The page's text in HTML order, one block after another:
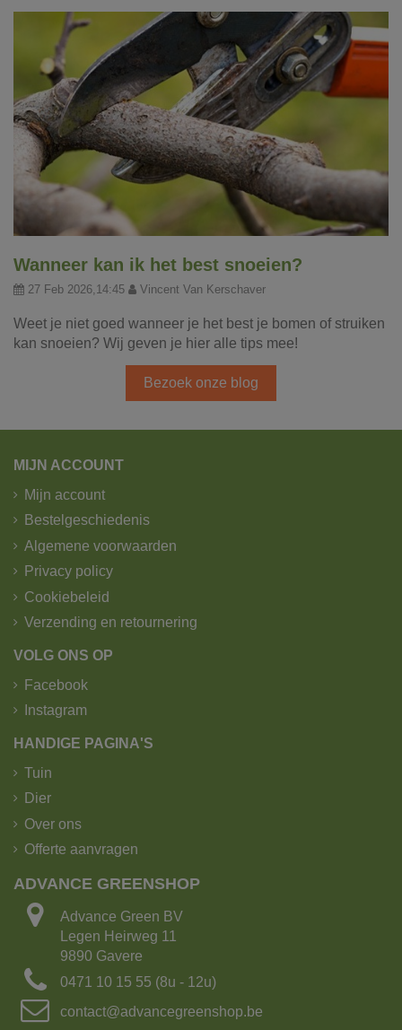
Wanneer kan ik het best snoeien?
27 Feb 2026,14:45 Vincent Van Kerschaver
Weet je niet goed wanneer je het best je bomen of struiken
kan snoeien? Wij geven je hier alle tips mee!
Bezoek onze blog
MIJN ACCOUNT
Mijn account
Bestelgeschiedenis
Algemene voorwaarden
Privacy policy
Cookiebeleid
Verzending en retournering
VOLG ONS OP
Facebook
Instagram
HANDIGE PAGINA'S
Tuin
Dier
Over ons
Offerte aanvragen
ADVANCE GREENSHOP
Advance Green BV
Legen Heirweg 11
9890 Gavere
0471 10 15 55 (8u - 12u)
contact@advancegreenshop.be